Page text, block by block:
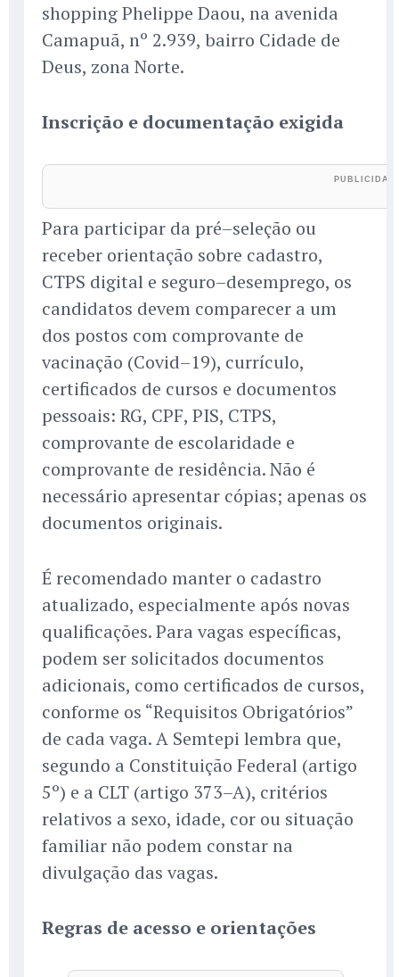
shopping Phelippe Daou, na avenida
Camapuã, nº 2.939, bairro Cidade de
Deus, zona Norte.
Inscrição e documentação exigida
Para participar da pré–seleção ou
receber orientação sobre cadastro,
CTPS digital e seguro–desemprego, os
candidatos devem comparecer a um
dos postos com comprovante de
vacinação (Covid–19), currículo,
certificados de cursos e documentos
pessoais: RG, CPF, PIS, CTPS,
comprovante de escolaridade e
comprovante de residência. Não é
necessário apresentar cópias; apenas os
documentos originais.
É recomendado manter o cadastro
atualizado, especialmente após novas
qualificações. Para vagas específicas,
podem ser solicitados documentos
adicionais, como certificados de cursos,
conforme os “Requisitos Obrigatórios”
de cada vaga. A Semtepi lembra que,
segundo a Constituição Federal (artigo
5º) e a CLT (artigo 373–A), critérios
relativos a sexo, idade, cor ou situação
familiar não podem constar na
divulgação das vagas.
Regras de acesso e orientações